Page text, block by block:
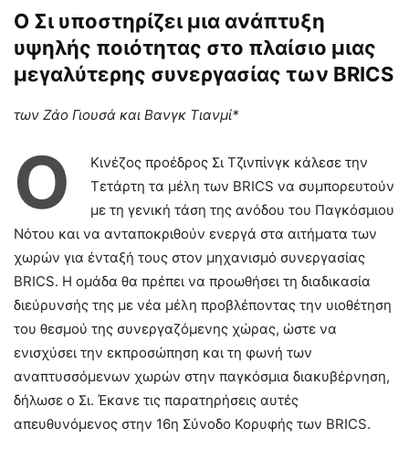
Ο Σι υποστηρίζει μια ανάπτυξη
υψηλής ποιότητας στο πλαίσιο μιας
μεγαλύτερης συνεργασίας των BRICS
των Ζάο Γιουσά και Βανγκ Τιανμί*
Ο
Κινέζος προέδρος Σι Τζινπίνγκ κάλεσε την
Τετάρτη τα μέλη των BRICS να συμπορευτούν
με τη γενική τάση της ανόδου του Παγκόσμιου
Νότου και να ανταποκριθούν ενεργά στα αιτήματα των
χωρών για ένταξή τους στον μηχανισμό συνεργασίας
BRICS. Η ομάδα θα πρέπει να προωθήσει τη διαδικασία
διεύρυνσής της με νέα μέλη προβλέποντας την υιοθέτηση
του θεσμού της συνεργαζόμενης χώρας, ώστε να
ενισχύσει την εκπροσώπηση και τη φωνή των
αναπτυσσόμενων χωρών στην παγκόσμια διακυβέρνηση,
δήλωσε ο Σι. Έκανε τις παρατηρήσεις αυτές
απευθυνόμενος στην 16η Σύνοδο Κορυφής των BRICS.